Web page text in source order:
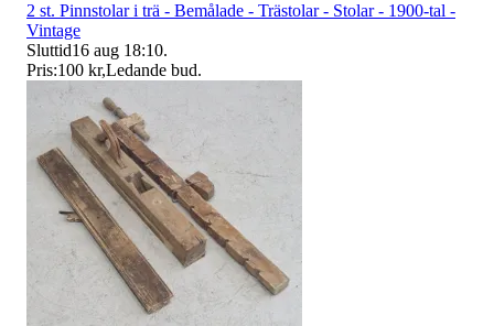
2 st. Pinnstolar i trä - Bemålade - Trästolar - Stolar - 1900-tal -
Vintage
Sluttid16 aug 18:10.
Pris:100 kr,Ledande bud.